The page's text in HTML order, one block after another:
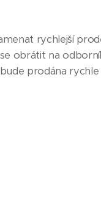
rychlejší
obrátit na
prodána rychle